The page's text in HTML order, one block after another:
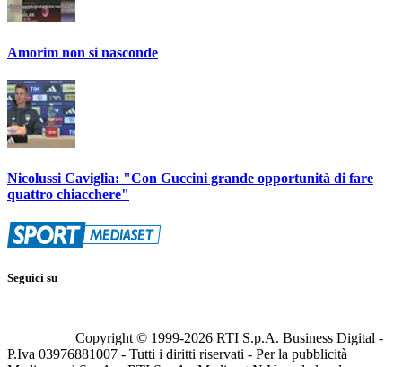
Amorim non si nasconde
Nicolussi Caviglia: "Con Guccini grande opportunità di fare
quattro chiacchere"
Seguici su
Copyright © 1999-2026 RTI S.p.A. Business Digital -
P.Iva 03976881007 - Tutti i diritti riservati - Per la pubblicità